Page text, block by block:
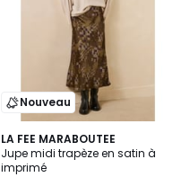
Nouveau
LA FEE MARABOUTEE
Jupe midi trapèze en satin à
imprimé